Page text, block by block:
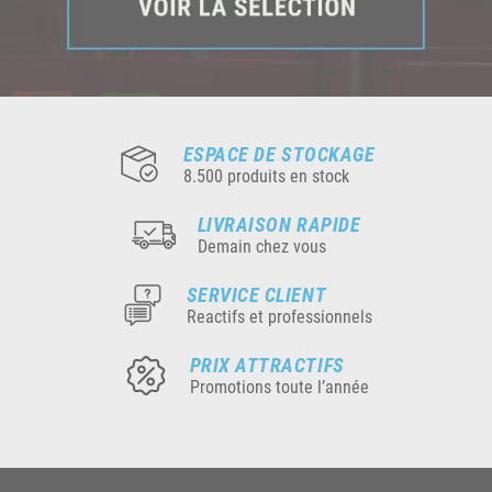
ESPACE DE STOCKAGE
8.500 produits en stock
LIVRAISON RAPIDE
Demain chez vous
SERVICE CLIENT
Reactifs et professionnels
PRIX ATTRACTIFS
Promotions toute l’année